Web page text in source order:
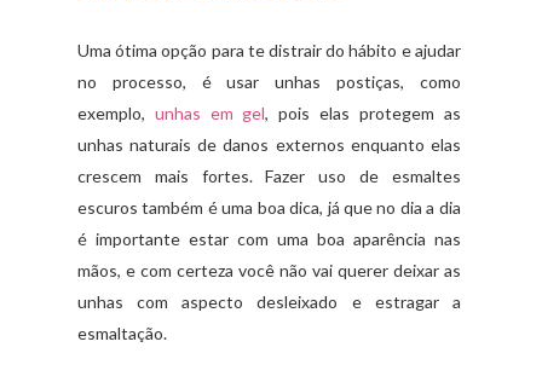
Uma ótima opção para te distrair do hábito e ajudar
no processo, é usar unhas postiças, como
exemplo, unhas em gel, pois elas protegem as
unhas naturais de danos externos enquanto elas
crescem mais fortes. Fazer uso de esmaltes
escuros também é uma boa dica, já que no dia a dia
é importante estar com uma boa aparência nas
mãos, e com certeza você não vai querer deixar as
unhas com aspecto desleixado e estragar a
esmaltação.